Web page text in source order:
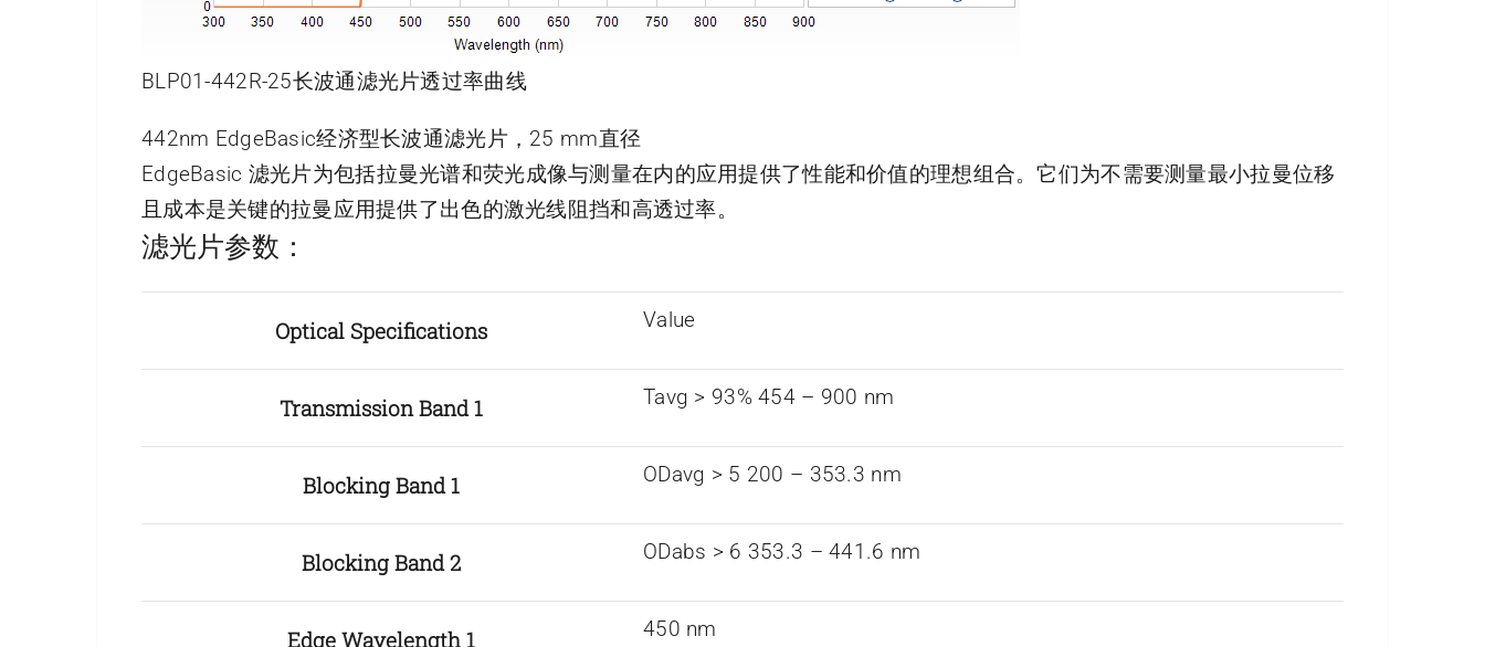
BLP01-442R-25长波通滤光片透过率曲线
442nm EdgeBasic经济型长波通滤光片，25 mm直径
EdgeBasic 滤光片为包括拉曼光谱和荧光成像与测量在内的应用提供了性能和价值的理想组合。它们为不需要测量最小拉曼位移
且成本是关键的拉曼应用提供了出色的激光线阻挡和高透过率。
滤光片参数：
Optical Specifications Value
Transmission Band 1 Tavg > 93% 454 – 900 nm
Blocking Band 1 ODavg > 5 200 – 353.3 nm
Blocking Band 2 ODabs > 6 353.3 – 441.6 nm
Edge Wavelength 1 450 nm